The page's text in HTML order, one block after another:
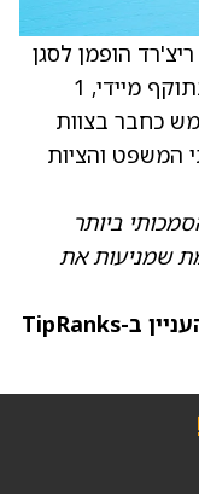
ריצ'רד הופמן לסגן
נשיא בכיר וליועץ המשפטי הראשי, בתוקף מיידי, 1
כחבר בצוות
המשפט והציות
ביותר
שמניעות את
ראו את המניות החמות של בעלי העניין ב-TipRanks